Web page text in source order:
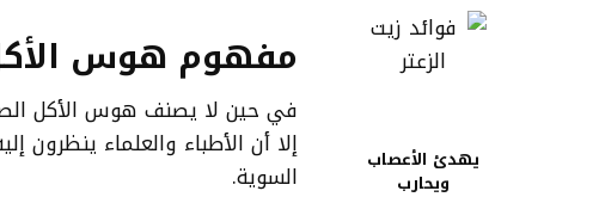
يهدئ الأعصاب
ويحارب
مفهوم هوس
في حين لا يصنف هوس الأكل
إلا أن الأطباء والعلماء ينظرون
السوية.